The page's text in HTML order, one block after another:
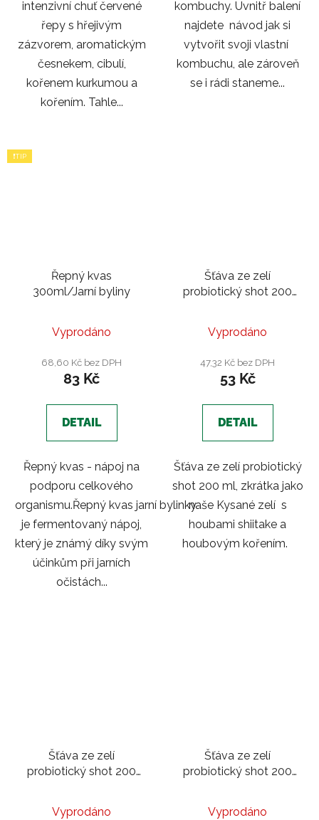
intenzivní chuť červené
řepy s hřejivým
zázvorem, aromatickým
česnekem, cibulí,
kořenem kurkumou a
kořením. Tahle...
kombuchy. Uvnitř balení
najdete návod jak si
vytvořit svoji vlastní
kombuchu, ale zároveň
se i rádi staneme...
❗TIP
Řepný kvas
300ml/Jarní byliny
Vyprodáno
68,60 Kč bez DPH
83 Kč
DETAIL
Řepný kvas - nápoj na
podporu celkového
organismu.Řepný kvas jarní bylinky
je fermentovaný nápoj,
který je známý díky svým
účinkům při jarních
očistách...
Šťáva ze zelí
probiotický shot 200
Vyprodáno
47,32 Kč bez DPH
53 Kč
DETAIL
Šťáva ze zelí probiotický
shot 200 ml, zkrátka jako
naše Kysané zelí s
houbami shiitake a
houbovým kořením.
Šťáva ze zelí
probiotický shot 200
Vyprodáno
Šťáva ze zelí
probiotický shot 200
Vyprodáno